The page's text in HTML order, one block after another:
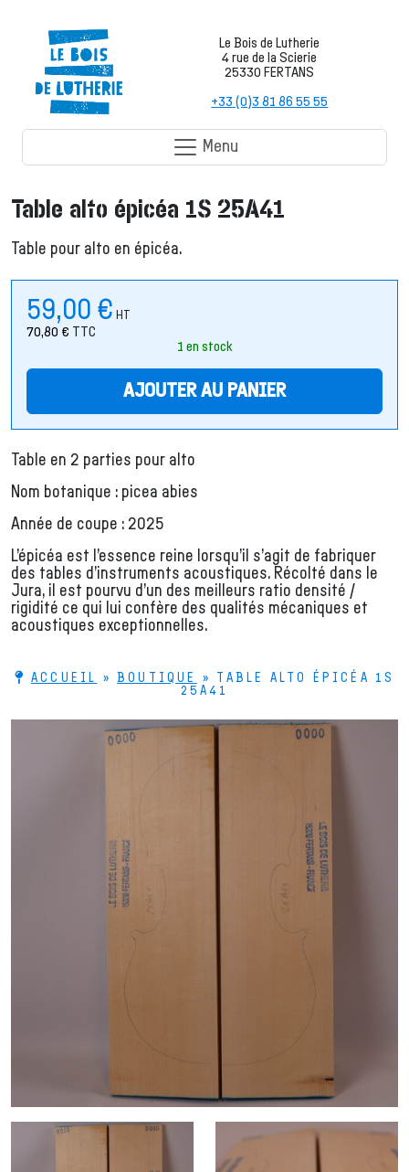
Le Bois de Lutherie
4 rue de la Scierie
25330 FERTANS
+33 (0)3 81 86 55 55
Menu
Table alto épicéa 1S 25A41
Table pour alto en épicéa.
59,00 € HT
70,80 € TTC
1 en stock
AJOUTER AU PANIER
Table en 2 parties pour alto
Nom botanique : picea abies
Année de coupe : 2025
L’épicéa est l’essence reine lorsqu’il s’agit de fabriquer
des tables d’instruments acoustiques. Récolté dans le
Jura, il est pourvu d’un des meilleurs ratio densité /
rigidité ce qui lui confère des qualités mécaniques et
acoustiques exceptionnelles.
ACCUEIL »BOUTIQUE » TABLE ALTO ÉPICÉA 1S
25A41